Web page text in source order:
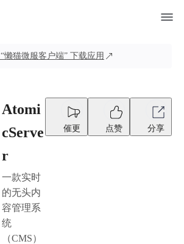
“懒猫微服客户端” 下载应用
Atomi
cServe
r
一款实时
的无头内
容管理系
统
（CMS）
催更 点赞 分享